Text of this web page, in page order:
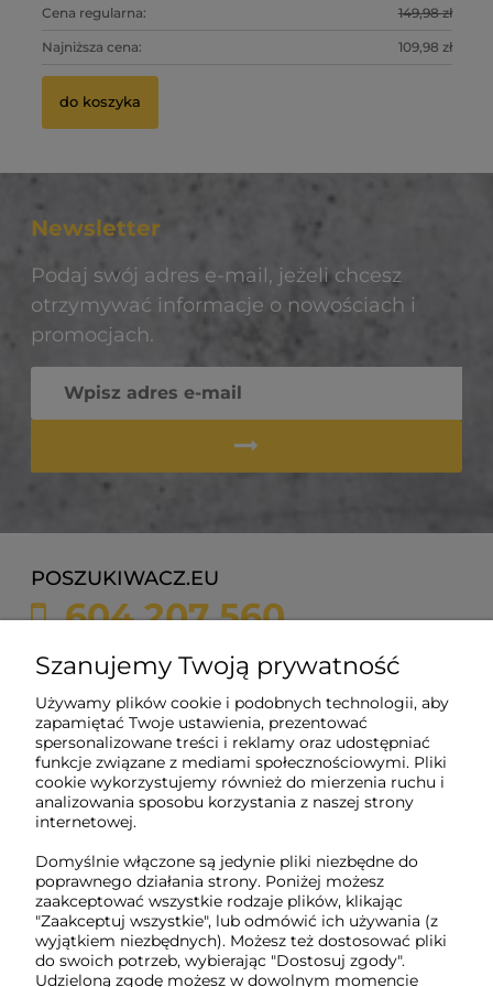
Cena regularna: 149,98 zł
Najniższa cena: 109,98 zł
do koszyka
do koszyka
Newsletter
Podaj swój adres e-mail, jeżeli chcesz
otrzymywać informacje o nowościach i
promocjach.
POSZUKIWACZ.EU
604 207 560
ul. Żychonia 9,
85-791 Bydgoszcz,
woj. kujawsko-pomorskie
NIP: 5882358633
REGON: 221079690
O nas
Obsługa klienta
Szanujemy Twoją prywatność
Używamy plików cookie i podobnych technologii, aby
zapamiętać Twoje ustawienia, prezentować
spersonalizowane treści i reklamy oraz udostępniać
funkcje związane z mediami społecznościowymi. Pliki
cookie wykorzystujemy również do mierzenia ruchu i
analizowania sposobu korzystania z naszej strony
internetowej.
Domyślnie włączone są jedynie pliki niezbędne do
poprawnego działania strony. Poniżej możesz
zaakceptować wszystkie rodzaje plików, klikając
"Zaakceptuj wszystkie", lub odmówić ich używania (z
wyjątkiem niezbędnych). Możesz też dostosować pliki
do swoich potrzeb, wybierając "Dostosuj zgody".
Udzieloną zgodę możesz w dowolnym momencie